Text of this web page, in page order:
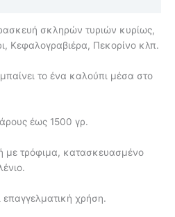
σκληρών τυριών κυρίως,
Κεφαλογραβιέρα, Πεκορίνο κλπ.
το ένα καλούπι μέσα στο
έως 1500 γρ.
με τρόφιμα, κατασκευασμένο
επαγγελματική χρήση.